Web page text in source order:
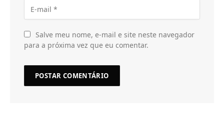
Salve meu nome, e-mail e site neste navegador
para a próxima vez que eu comentar.